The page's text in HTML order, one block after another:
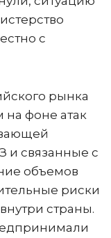
с
рынка
на фоне атак
и связанные с
объемов
риски
страны.